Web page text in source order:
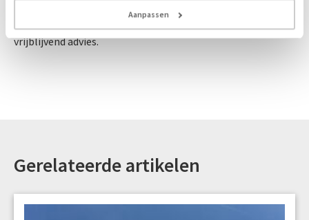
Aanpassen
oplossing voor uw situatie. Uiteraard verzorgen we tevens
het onderhoud. Neem gerust contact op voor een
vrijblijvend advies.
Gerelateerde artikelen